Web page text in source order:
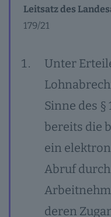
Leitsatz des
179/21
Unter
Sinne des §
bereits die
ein
Abruf
deren